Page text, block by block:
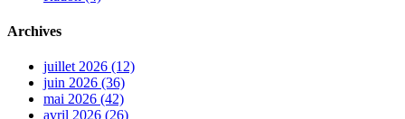
Archives
juillet 2026 (12)
juin 2026 (36)
mai 2026 (42)
avril 2026 (26)